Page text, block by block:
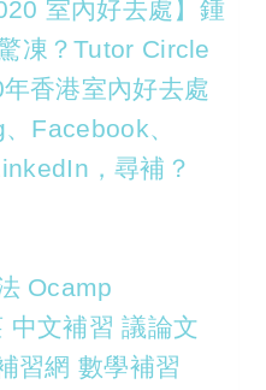
室內好去處】鍾
凍？Tutor Circle
香港室內好去處
Facebook、
，尋補？
Ocamp
中文補習 議論文
習網 數學補習